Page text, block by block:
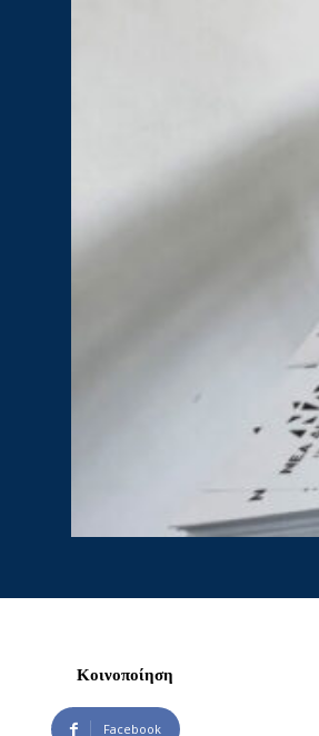
Κοινοποίηση
Facebook